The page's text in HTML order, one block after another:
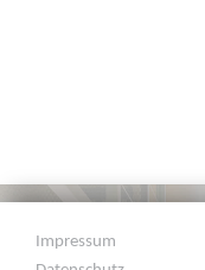
Impressum